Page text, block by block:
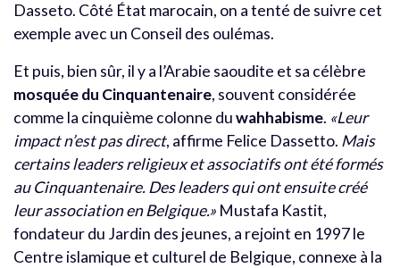
Dasseto. Côté État marocain, on a tenté de suivre cet
exemple avec un Conseil des oulémas.
Et puis, bien sûr, il y a l’Arabie saoudite et sa célèbre
mosquée du Cinquantenaire, souvent considérée
comme la cinquième colonne duwahhabisme. «Leur
impact n’est pas direct, affirme Felice Dassetto. Mais
certains leaders religieux et associatifs ont été formés
au Cinquantenaire. Des leaders qui ont ensuite créé
leur association en Belgique.» Mustafa Kastit,
fondateur du Jardin des jeunes, a rejoint en 1997 le
Centre islamique et culturel de Belgique, connexe à la